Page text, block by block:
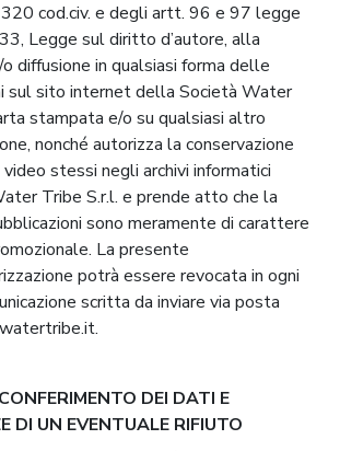
cod.civ. e degli artt. 96 e 97 legge
Legge sul diritto d’autore, alla
diffusione in qualsiasi forma delle
sul sito internet della Società Water
stampata e/o su qualsiasi altro
nonché autorizza la conservazione
stessi negli archivi informatici
Tribe S.r.l. e prende atto che la
sono meramente di carattere
La presente
potrà essere revocata in ogni
scritta da inviare via posta
DEI DATI E
DI UN EVENTUALE RIFIUTO